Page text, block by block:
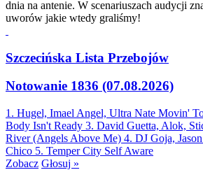
dnia na antenie. W scenariuszach audycji
uworów jakie wtedy graliśmy!
Szczecińska Lista Przebojów
Notowanie 1836 (07.08.2026)
1. Hugel, Imael Angel, Ultra Nate Movin'
Body Isn't Ready 3. David Guetta, Alok,
River (Angels Above Me) 4. DJ Goja,
Chico 5. Temper City Self Aware
Zobacz Głosuj »